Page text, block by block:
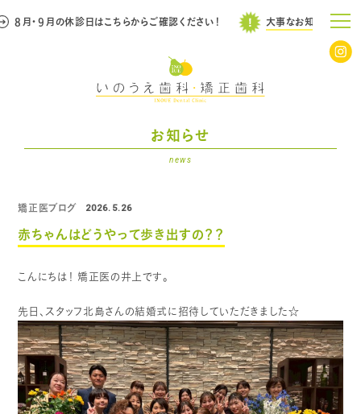
９月の休診日はこちらからご確認ください！ 大事なお知らせ ８月・
お知らせ
news
矯正医ブログ 2026.5.26
赤ちゃんはどうやって歩き出すの？？
こんにちは！ 矯正医の井上です。
先日、スタッフ北島さんの結婚式に招待していただきました☆